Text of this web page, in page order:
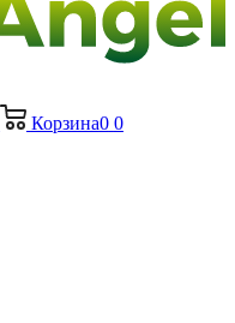
Корзина0 0